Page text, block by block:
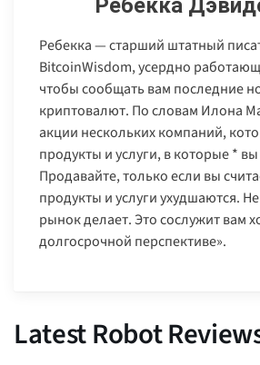
Ребекка
Ребекка — старший штатный
BitcoinWisdom, усердно
чтобы сообщать вам последние
криптовалют. По словам Илона
акции нескольких компаний,
продукты и услуги, в которые *
Продавайте, только если вы
продукты и услуги ухудшаются.
рынок делает. Это сослужит вам
долгосрочной перспективе».
Latest Robot